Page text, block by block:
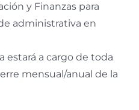
y Finanzas para
administrativa en
estará a cargo de toda
mensual/anual de la